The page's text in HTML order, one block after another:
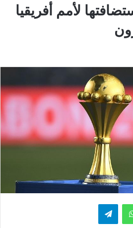
لأمم أفريقيا
واتساب تيلقرام